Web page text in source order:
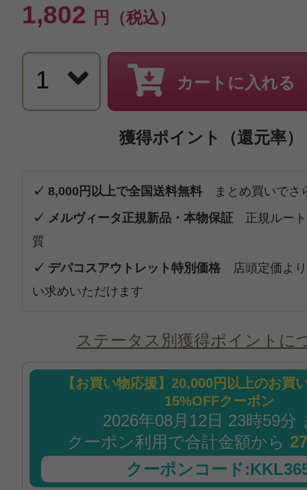
1,802 円（税込）
カートに入れる
獲得ポイント（還元率）
✓ 8,000円以上で全国送料無料 まとめ買いでさ
✓ メルヴィータ正規新品・本物保証 正規ルー
質
✓ デパコスアウトレット特別価格 店頭定価よ
い求めいただけます
ステータス別獲得ポイントに
【お買い物応援】20,000円以上のお買
15%OFFクーポン
2026年08月12日 23時59分
クーポン利用で合計金額から
クーポンコード